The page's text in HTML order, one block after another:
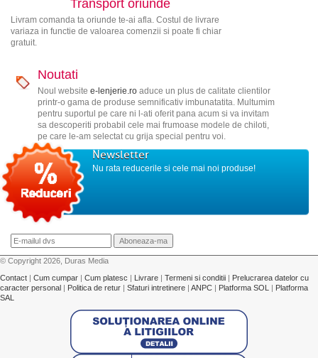
Transport oriunde
Livram comanda ta oriunde te-ai afla. Costul de livrare
variaza in functie de valoarea comenzii si poate fi chiar
gratuit.
Noutati
Noul website e-lenjerie.roaduce un plus de calitate clientilor
printr-o gama de produse semnificativ imbunatatita. Multumim
pentru suportul pe care ni l-ati oferit pana acum si va invitam
sa descoperiti probabil cele mai frumoase modele de chiloti,
pe care le-am selectat cu grija special pentru voi.
Newsletter
Nu rata reducerile si cele mai noi produse!
© Copyright 2026, Duras Media
Contact
Cum cumpar Cum platesc Livrare Termeni si conditii
Prelucrarea datelor cu
caracter personal
Politica de retur Sfaturi intretinere ANPC Platforma SOL
Platforma
SAL